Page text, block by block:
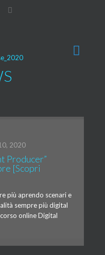
2020
Producer”
[Scopri
più aprendo scenari e
sempre più digital
online Digital